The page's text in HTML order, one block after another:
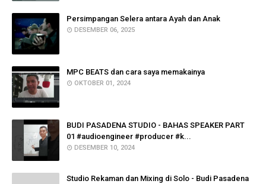
Persimpangan Selera antara Ayah dan Anak
DESEMBER 06, 2025
MPC BEATS dan cara saya memakainya
OKTOBER 01, 2024
BUDI PASADENA STUDIO - BAHAS SPEAKER PART
01 #audioengineer #producer #k...
DESEMBER 10, 2024
Studio Rekaman dan Mixing di Solo - Budi Pasadena